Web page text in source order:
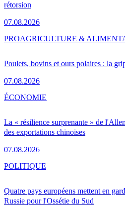
rétorsion
07.08.2026
Poulets, bovins et ours polaires : la
07.08.2026
PROAGRICULTURE &
La « résilience surprenante » de
des exportations chinoises
07.08.2026
ÉCONOMIE
Quatre pays européens mettent en
Russie pour l'Ossétie du Sud
POLITIQUE